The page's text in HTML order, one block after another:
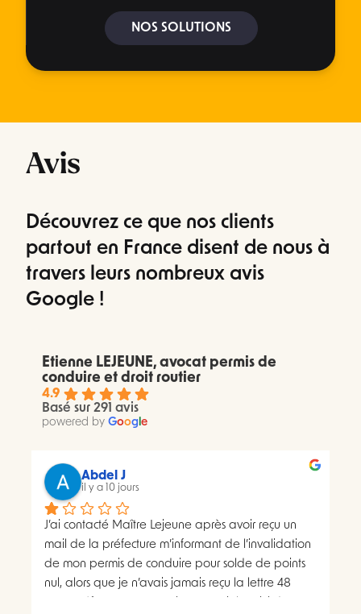
NOS SOLUTIONS
Avis
Découvrez ce que nos clients
partout en France disent de nous à
travers leurs nombreux avis
Google !
Etienne LEJEUNE, avocat permis de
conduire et droit routier
4.9
Basé sur 291 avis
powered by Goog e
Abdel J
il y a 10 jours
J’ai contacté Maître Lejeune après avoir reçu un
mail de la préfecture m’informant de l’invalidation
de mon permis de conduire pour solde de points
nul, alors que je n’avais jamais reçu la lettre 48